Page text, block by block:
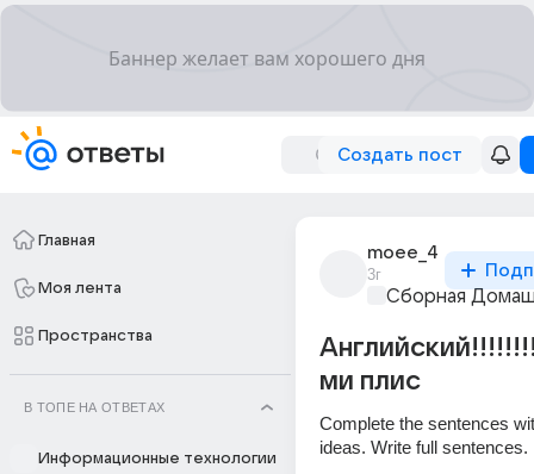
Создать пост
Главная
Моя лента
Пространства
В ТОПЕ НА ОТВЕТАХ
Информационные технологии
moee_4
3г
Сборная
ми плис
Complete the sentences
ideas. Write full sentences.